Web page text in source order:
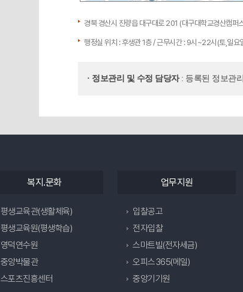
경북 경산시 진량읍 대구대로 201 (대구대학교경산캠퍼
행정실 위치 : 후생관 1층 / 근무시간 : 9시~22시(토,일요
· 정보관리 및 수정 담당자: 등록된 정보관
복지.문화
평생교육관(생활체육)
평생교육원(평생학습)
영덕연수원
중앙박물관
스포츠진흥센터
업무지원
입찰공고
전자입찰
스마트빌(전자세금)
오피스365(메일)
중앙기기원